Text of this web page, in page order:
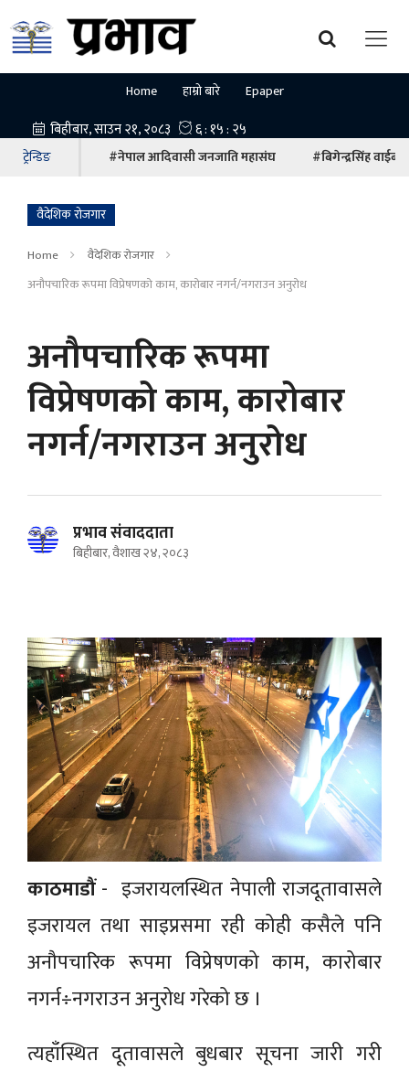
Home हाम्रो बारे Epaper
ट्रेन्डिङ #नेपाल आदिवासी जनजाति महासंघ #बिगेन्द्रसिंह वाईबा
वैदेशिक रोजगार
Home
वैदेशिक रोजगार
अनौपचारिक रूपमा विप्रेषणको काम, कारोबार नगर्न/नगराउन अनुरोध
अनौपचारिक रूपमा
विप्रेषणको काम, कारोबार
नगर्न/नगराउन अनुरोध
प्रभाव संवाददाता
बिहीबार, वैशाख २४, २०८३
काठमाडौं- इजरायलस्थित नेपाली राजदूतावासले
इजरायल तथा साइप्रसमा रही कोही कसैले पनि
अनौपचारिक रूपमा विप्रेषणको काम, कारोबार
नगर्न÷नगराउन अनुरोध गरेको छ ।
त्यहाँस्थित दूतावासले बुधबार सूचना जारी गरी